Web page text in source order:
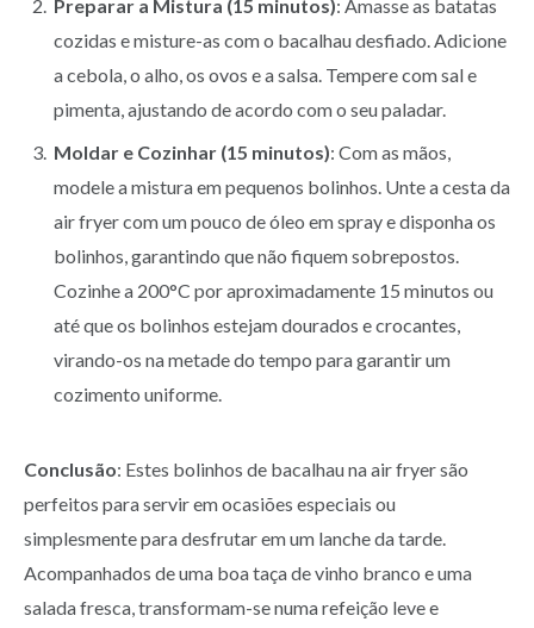
Preparar a Mistura (15 minutos): Amasse as batatas
cozidas e misture-as com o bacalhau desfiado. Adicione
a cebola, o alho, os ovos e a salsa. Tempere com sal e
pimenta, ajustando de acordo com o seu paladar.
Moldar e Cozinhar (15 minutos): Com as mãos,
modele a mistura em pequenos bolinhos. Unte a cesta da
air fryer com um pouco de óleo em spray e disponha os
bolinhos, garantindo que não fiquem sobrepostos.
Cozinhe a 200°C por aproximadamente 15 minutos ou
até que os bolinhos estejam dourados e crocantes,
virando-os na metade do tempo para garantir um
cozimento uniforme.
Conclusão: Estes bolinhos de bacalhau na air fryer são
perfeitos para servir em ocasiões especiais ou
simplesmente para desfrutar em um lanche da tarde.
Acompanhados de uma boa taça de vinho branco e uma
salada fresca, transformam-se numa refeição leve e